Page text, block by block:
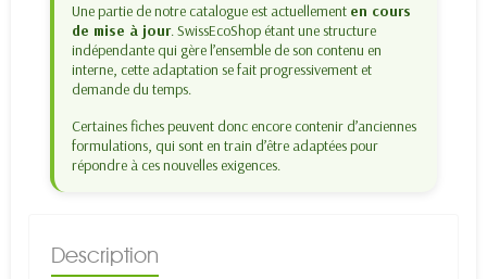
Une partie de notre catalogue est actuellement en cours
de mise à jour. SwissEcoShop étant une structure
indépendante qui gère l’ensemble de son contenu en
interne, cette adaptation se fait progressivement et
demande du temps.
Certaines fiches peuvent donc encore contenir d’anciennes
formulations, qui sont en train d’être adaptées pour
répondre à ces nouvelles exigences.
Description